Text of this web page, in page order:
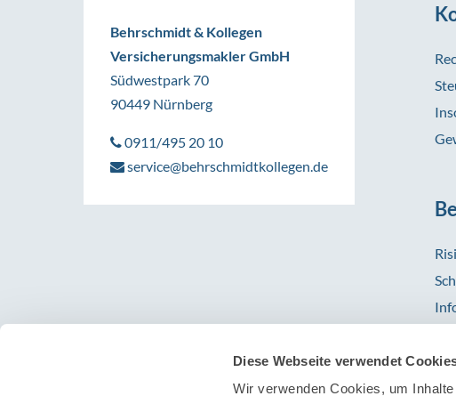
Diese Webseite verwendet
Wir verwenden Cookies, um
Behrschmidt & Kollegen
Versicherungsmakler GmbH
Südwestpark 70
90449 Nürnberg
0911/495 20 10
service@behrschmidtkollegen.de